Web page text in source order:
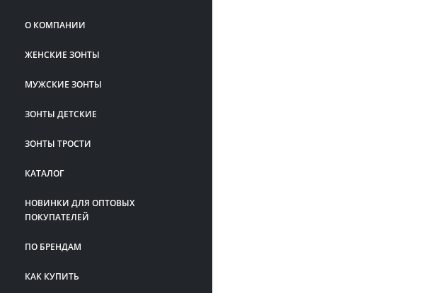
О КОМПАНИИ
ЖЕНСКИЕ ЗОНТЫ
МУЖСКИЕ ЗОНТЫ
ЗОНТЫ ДЕТСКИЕ
ЗОНТЫ ТРОСТИ
КАТАЛОГ
НОВИНКИ ДЛЯ ОПТОВЫХ
ПОКУПАТЕЛЕЙ
ПО БРЕНДАМ
КАК КУПИТЬ